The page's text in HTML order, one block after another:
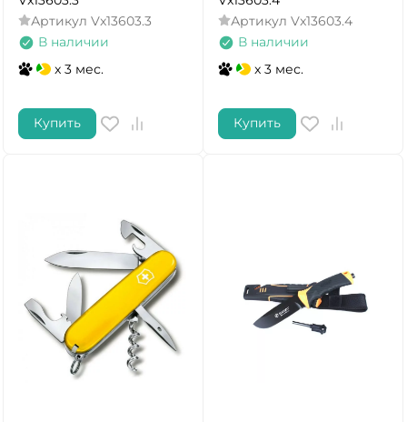
Артикул Vx13603.3
В наличии
x 3 мес.
Купить
Артикул Vx13603.4
В наличии
x 3 мес.
Купить